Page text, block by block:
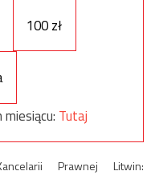
100 zł
Tutaj
Prawnej Litwin: